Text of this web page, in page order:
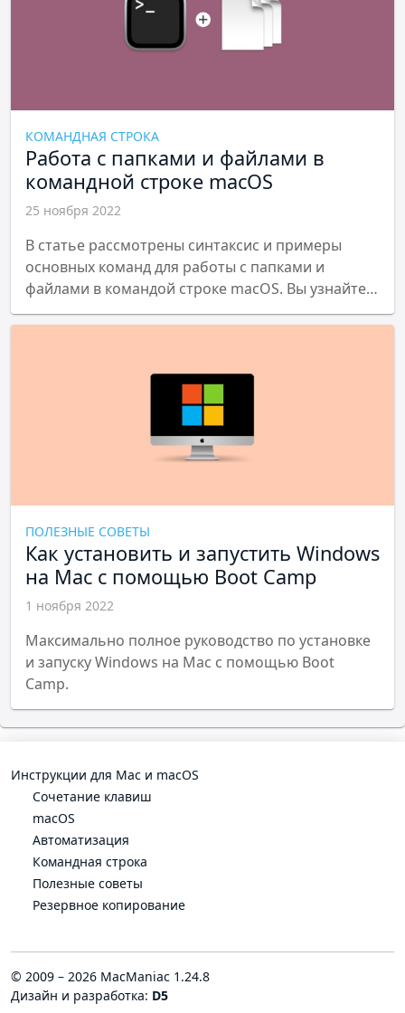
КОМАНДНАЯ СТРОКА
Работа с папками и файлами в
командной строке macOS
25 ноября 2022
В статье рассмотрены синтаксис и примеры
основных команд для работы с папками и
файлами в командой строке macOS. Вы узнайте
как создать, скопировать, переместить, удалить
папки и файлы, как посмотреть дерево папок и
ПОЛЕЗНЫЕ СОВЕТЫ
Как установить и запустить Windows
на Mac с помощью Boot Camp
1 ноября 2022
Максимально полное руководство по установке
и запуску Windows на Mac с помощью Boot
Camp.
Инструкции для Mac и macOS
Cочетание клавиш
macOS
Автоматизация
Командная строка
Полезные советы
Резервное копирование
© 2009 – 2026 MacManiac 1.24.8
Дизайн и разработка: D5